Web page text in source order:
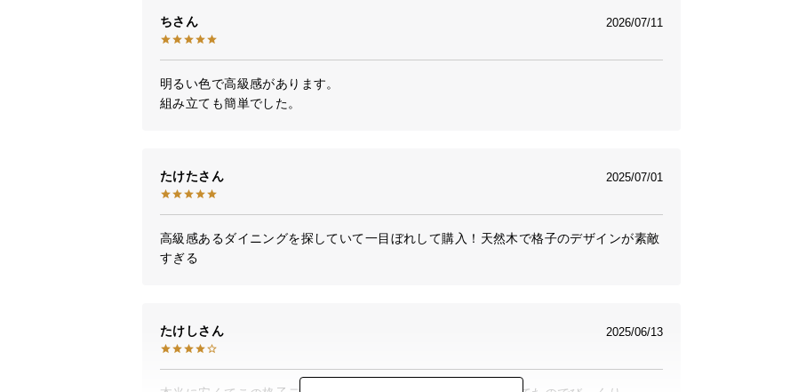
ち 2026/07/11
明るい色で高級感があります。
組み立ても簡単でした。
たけた 2025/07/01
高級感あるダイニングを探していて一目ぼれして購入！天然木で格子のデザインが素敵
すぎる
たけし 2025/06/13